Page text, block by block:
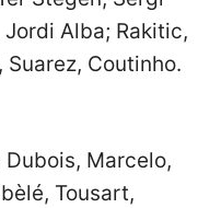
Alba; Rakitic,
Coutinho.
Marcelo,
Tousart,